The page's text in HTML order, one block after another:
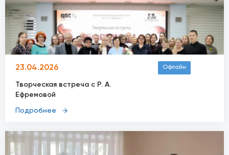
23.04.2026 Офлайн
Творческая встреча с Р. А.
Ефремовой
Подробнее